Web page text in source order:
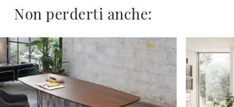
Non perderti anche: